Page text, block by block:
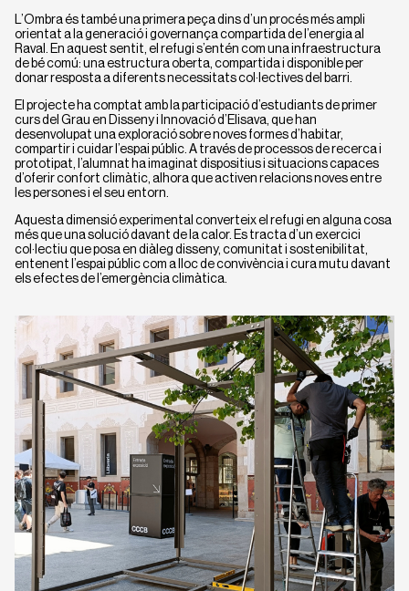
L’Ombra és també una primera peça dins d’un procés més ampli
orientat a la generació i governança compartida de l’energia al
Raval. En aquest sentit, el refugi s’entén com una infraestructura
de bé comú: una estructura oberta, compartida i disponible per
donar resposta a diferents necessitats col·lectives del barri.
El projecte ha comptat amb la participació d’estudiants de primer
curs del Grau en Disseny i Innovació d’Elisava, que han
desenvolupat una exploració sobre noves formes d’habitar,
compartir i cuidar l’espai públic. A través de processos de recerca i
prototipat, l’alumnat ha imaginat dispositius i situacions capaces
d’oferir confort climàtic, alhora que activen relacions noves entre
les persones i el seu entorn.
Aquesta dimensió experimental converteix el refugi en alguna cosa
més que una solució davant de la calor. Es tracta d’un exercici
col·lectiu que posa en diàleg disseny, comunitat i sostenibilitat,
entenent l’espai públic com a lloc de convivència i cura mutu davant
els efectes de l’emergència climàtica.